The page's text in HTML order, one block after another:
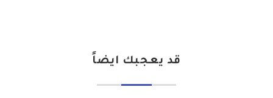
قد يعجبك ايضاً